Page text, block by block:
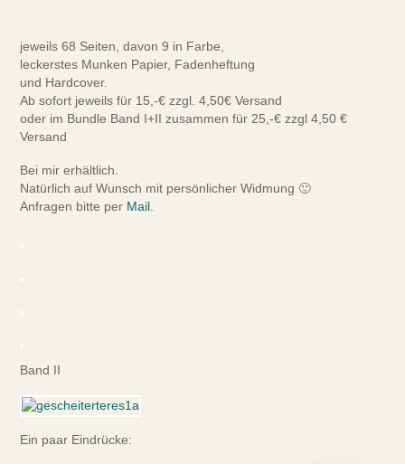
jeweils 68 Seiten, davon 9 in Farbe,
leckerstes Munken Papier, Fadenheftung
und Hardcover.
Ab sofort jeweils für 15,-€ zzgl. 4,50€ Versand
oder im Bundle Band I+II zusammen für 25,-€ zzgl 4,50 €
Versand
Bei mir erhältlich.
Natürlich auf Wunsch mit persönlicher Widmung 🙂
Anfragen bitte per Mail
Band II
Ein paar Eindrücke: